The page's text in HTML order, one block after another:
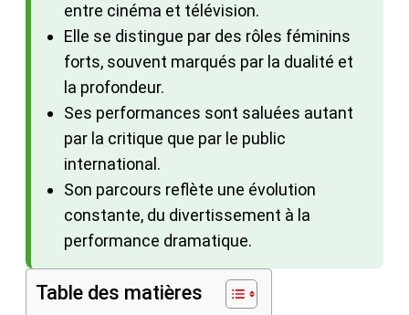
entre cinéma et télévision.
Elle se distingue par des rôles féminins
forts, souvent marqués par la dualité et
la profondeur.
Ses performances sont saluées autant
par la critique que par le public
international.
Son parcours reflète une évolution
constante, du divertissement à la
performance dramatique.
Table des matières